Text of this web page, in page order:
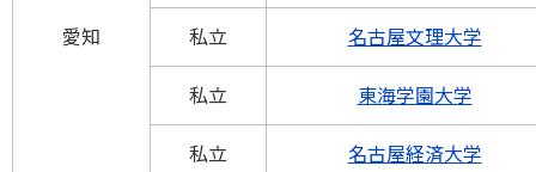
愛知 私立 名古屋文理大学
私立 東海学園大学
私立 名古屋経済大学